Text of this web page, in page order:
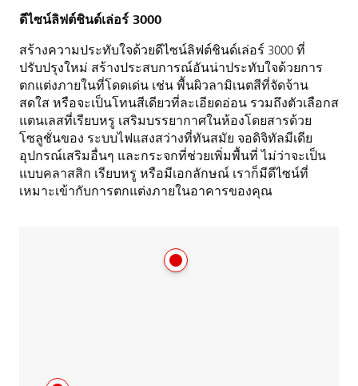
ดีไซน์ลิฟต์ชินด์เล่อร์ 3000
สร้างความประทับใจด้วยดีไซน์ลิฟต์ชินด์เล่อร์ 3000 ที่
ปรับปรุงใหม่ สร้างประสบการณ์อันน่าประทับใจด้วยการ
ตกแต่งภายในที่โดดเด่น เช่น พื้นผิวลามิเนตสีที่จัดจ้าน
สดใส หรือจะเป็นโทนสีเดียวที่ละเอียดอ่อน รวมถึงตัวเลือกส
แตนเลสที่เรียบหรู เสริมบรรยากาศในห้องโดยสารด้วย
โซลูชั่นของ ระบบไฟแสงสว่างที่ทันสมัย จอดิจิทัลมีเดีย
อุปกรณ์เสริมอื่นๆ และกระจกที่ช่วยเพิ่มพื้นที่ ไม่ว่าจะเป็น
แบบคลาสสิก เรียบหรู หรือมีเอกลักษณ์ เราก็มีดีไซน์ที่
เหมาะเข้ากับการตกแต่งภายในอาคารของคุณ